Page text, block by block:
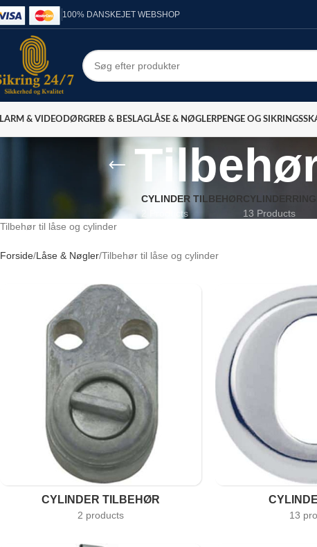
100% DANSKEJET WEBSHOP
& VIDEO DØRGREB & BESLAG LÅSE & NØGLERPENGE OG
CYLINDER TILBEHØR
2 Products
CYLINDERRINGE
13 Products
Tilbehør til låse og cylinder
Forside Låse & Nøgler Tilbehør til låse og cylinder
CYLINDER TILBEHØR
2 products 13